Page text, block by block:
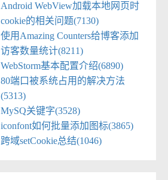
Android WebView加载本地网页时
cookie的相关问题(7130)
使用Amazing Counters给博客添加
访客数量统计(8211)
WebStorm基本配置介绍(6890)
80端口被系统占用的解决方法
(5313)
MySQ关键字(3528)
iconfont如何批量添加图标(3865)
跨域setCookie总结(1046)